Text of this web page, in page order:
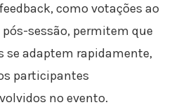
como votações ao
sessão, permitem que
se adaptem rapidamente,
participantes
no evento.